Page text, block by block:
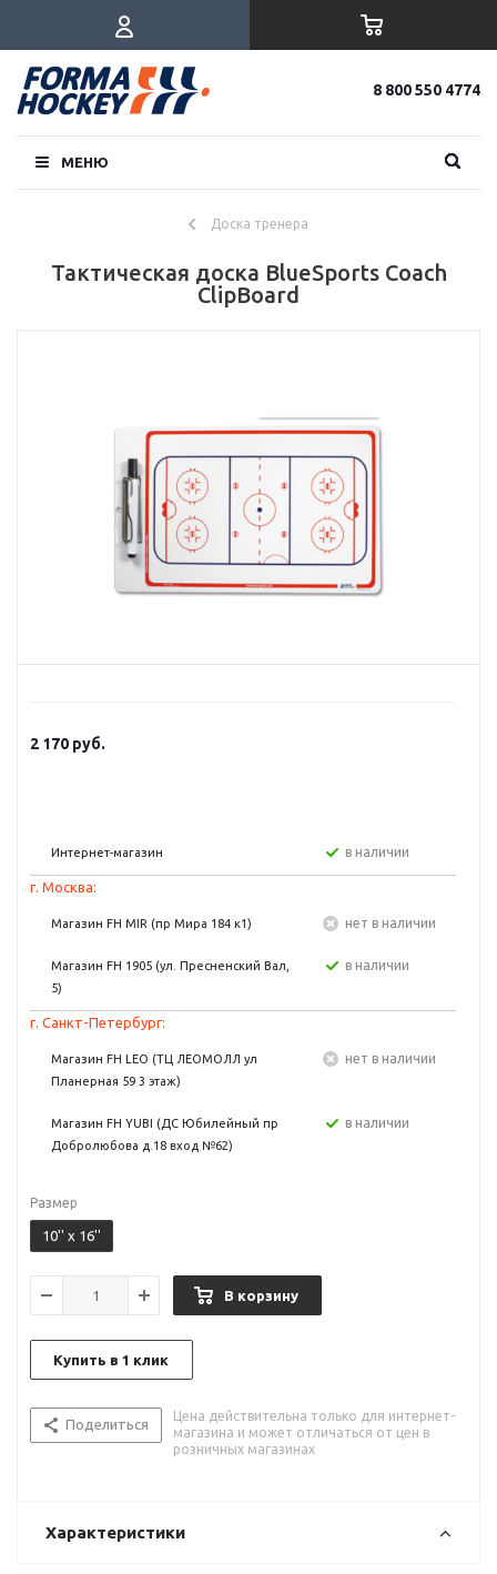
8 800 550 4774
МЕНЮ
Доска тренера
Тактическая доска BlueSports Coach
ClipBoard
2 170 руб.
Интернет-магазин в наличии
г. Москва:
Магазин FH MIR (пр Мира 184 к1) Нет в наличии
Магазин FH 1905 (ул. Пресненский Вал,
5)
в наличии
г. Санкт-Петербург:
Магазин FH LEO (ТЦ ЛЕОМОЛЛ ул
Планерная 59 3 этаж)
Нет в наличии
Магазин FH YUBI (ДС Юбилейный пр
Добролюбова д.18 вход №62)
в наличии
Размер
10'' x 16''
В корзину
Купить в 1 клик
Поделиться
Цена действительна только для интернет-
магазина и может отличаться от цен в
розничных магазинах
Характеристики